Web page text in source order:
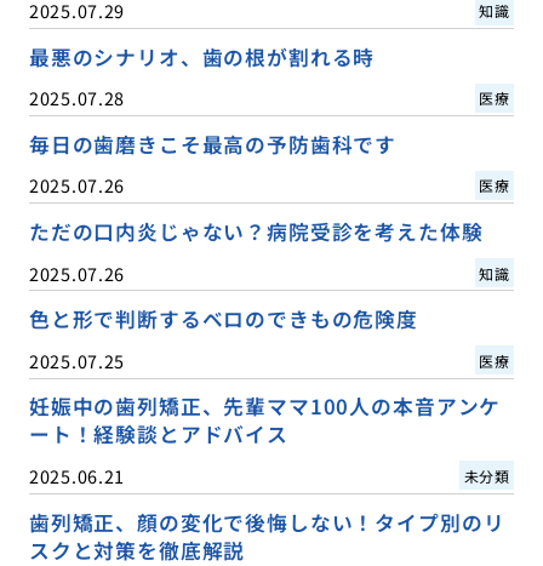
2025.07.29 知識
最悪のシナリオ、歯の根が割れる時
2025.07.28 医療
毎日の歯磨きこそ最高の予防歯科です
2025.07.26 医療
ただの口内炎じゃない？病院受診を考えた体験
2025.07.26 知識
色と形で判断するベロのできもの危険度
2025.07.25 医療
妊娠中の歯列矯正、先輩ママ100人の本音アンケ
ート！経験談とアドバイス
2025.06.21 未分類
歯列矯正、顔の変化で後悔しない！タイプ別のリ
スクと対策を徹底解説